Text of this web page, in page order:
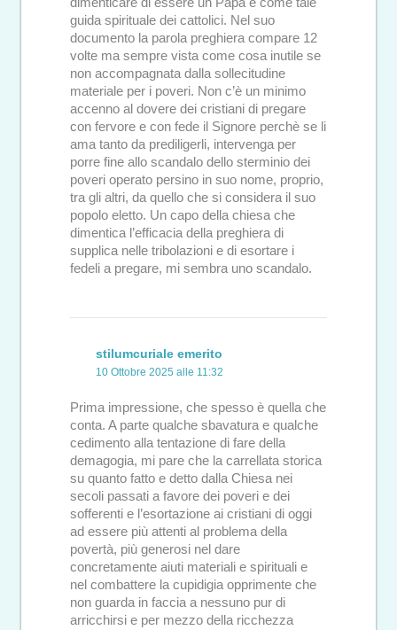
guida spirituale dei cattolici. Nel suo
documento la parola preghiera compare 12
volte ma sempre vista come cosa inutile se
non accompagnata dalla sollecitudine
materiale per i poveri. Non c’è un minimo
accenno al dovere dei cristiani di pregare
con fervore e con fede il Signore perchè se li
ama tanto da prediligerli, intervenga per
porre fine allo scandalo dello sterminio dei
poveri operato persino in suo nome, proprio,
tra gli altri, da quello che si considera il suo
popolo eletto. Un capo della chiesa che
dimentica l’efficacia della preghiera di
supplica nelle tribolazioni e di esortare i
fedeli a pregare, mi sembra uno scandalo.
stilumcuriale emerito
10 Ottobre 2025 alle 11:32
Prima impressione, che spesso è quella che
conta. A parte qualche sbavatura e qualche
cedimento alla tentazione di fare della
demagogia, mi pare che la carrellata storica
su quanto fatto e detto dalla Chiesa nei
secoli passati a favore dei poveri e dei
sofferenti e l’esortazione ai cristiani di oggi
ad essere più attenti al problema della
povertà, più generosi nel dare
concretamente aiuti materiali e spirituali e
nel combattere la cupidigia opprimente che
non guarda in faccia a nessuno pur di
arricchirsi e per mezzo della ricchezza